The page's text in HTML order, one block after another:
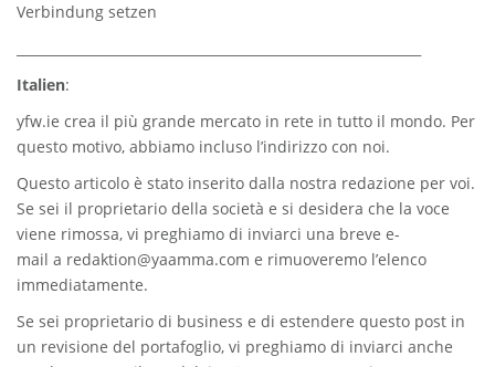
Verbindung setzen
Italien:
yfw.ie crea il più grande mercato in rete in tutto il mondo. Per
questo motivo, abbiamo incluso l’indirizzo con noi.
Questo articolo è stato inserito dalla nostra redazione per voi.
Se sei il proprietario della società e si desidera che la voce
viene rimossa, vi preghiamo di inviarci una breve e-
mail a redaktion@yaamma.com e rimuoveremo l’elenco
immediatamente.
Se sei proprietario di business e di estendere questo post in
un revisione del portafoglio, vi preghiamo di inviarci anche